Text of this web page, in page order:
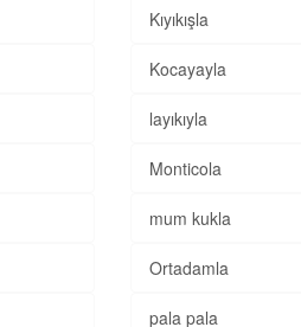
Kıyıkışla
Kocayayla
layıkıyla
Monticola
mum kukla
Ortadamla
pala pala